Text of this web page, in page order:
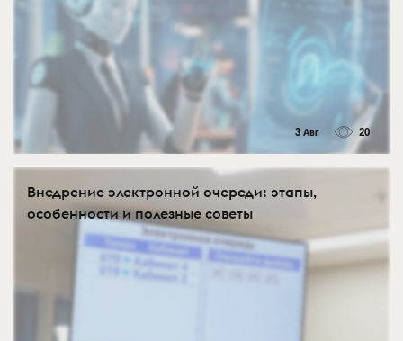
3 Авг 20
Внедрение электронной очереди: этапы,
особенности и полезные советы